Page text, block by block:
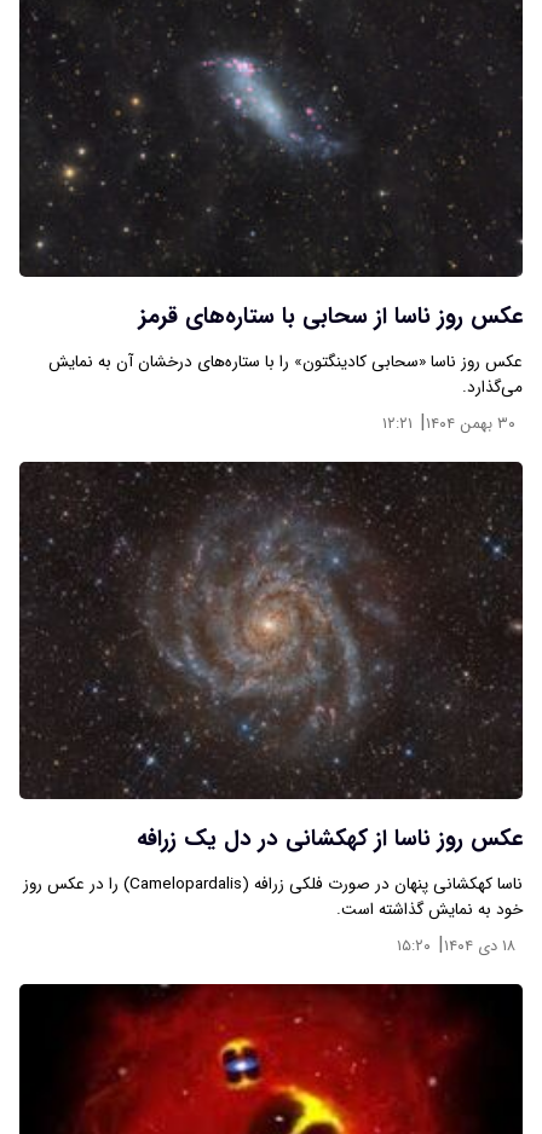
عکس روز ناسا از سحابی با ستاره‌های قرمز
عکس روز ناسا «سحابی کادینگتون» را با ستاره‌های درخشان آن به نمایش
می‌گذارد.
۳۰ بهمن ۱۴۰۴ | ۱۲:۲۱
عکس روز ناسا از کهکشانی در دل یک زرافه
ناسا کهکشانی پنهان در صورت فلکی زرافه (Camelopardalis) را در عکس روز
خود به نمایش گذاشته است.
۱۸ دی ۱۴۰۴ | ۱۵:۲۰